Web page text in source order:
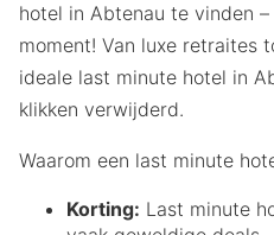
hotel in Abtenau te vinden
moment! Van luxe retraites
ideale last minute hotel in
klikken verwijderd.
Waarom een last minute
Korting: Last minute